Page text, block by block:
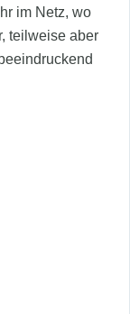
im Netz, wo
teilweise aber